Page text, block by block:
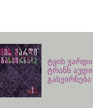
ტყის
ტრანს
გასეირნება